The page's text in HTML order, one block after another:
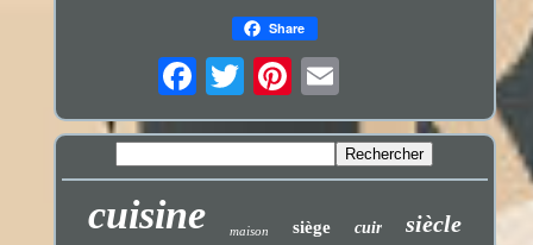
Share
cuisine maison siège cuir siècle